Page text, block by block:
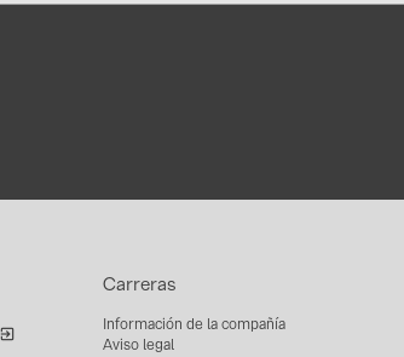
Carreras
Información de la compañía
Aviso legal